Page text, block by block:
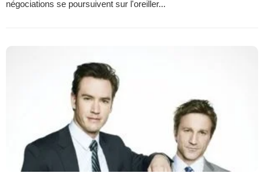
négociations se poursuivent sur l'oreiller...